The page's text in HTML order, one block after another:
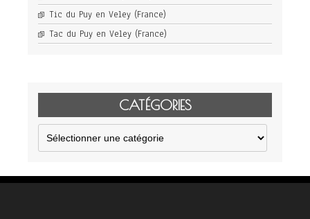
Tic du Puy en Veley (France)
Tac du Puy en Veley (France)
CATÉGORIES
Catégories